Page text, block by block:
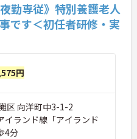
勤専従》特別養護老人
です＜初任者研修・実
円
区 向洋町中3-1-2
イランド線「アイランド
4分